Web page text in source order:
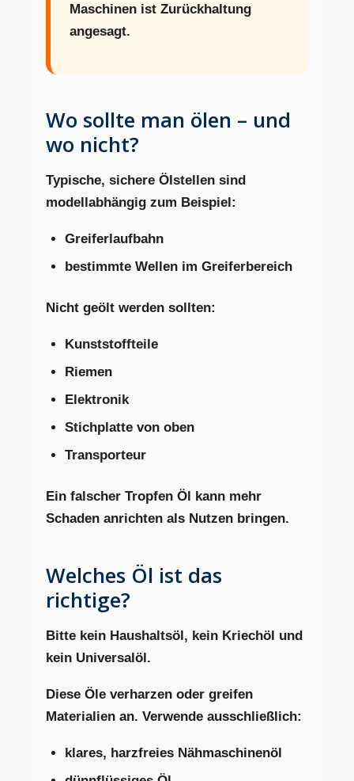
Maschinen ist Zurückhaltung
angesagt.
Wo sollte man ölen – und
wo nicht?
Typische, sichere Ölstellen sind
modellabhängig zum Beispiel:
Greiferlaufbahn
bestimmte Wellen im Greiferbereich
Nicht geölt werden sollten:
Kunststoffteile
Riemen
Elektronik
Stichplatte von oben
Transporteur
Ein falscher Tropfen Öl kann mehr
Schaden anrichten als Nutzen bringen.
Welches Öl ist das
richtige?
Bitte kein Haushaltsöl, kein Kriechöl und
kein Universalöl.
Diese Öle verharzen oder greifen
Materialien an. Verwende ausschließlich:
klares, harzfreies Nähmaschinenöl